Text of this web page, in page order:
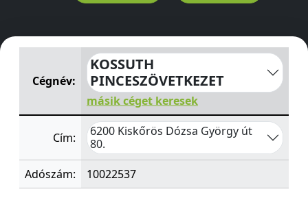
KOSSUTH PINCESZÖVETKEZETDózsa György út 80.
Cégnév:
KOSSUTH
PINCESZÖVETKEZET
másik céget keresek
Cím:
6200 Kiskőrös Dózsa György út
80.
Adószám:
10022537